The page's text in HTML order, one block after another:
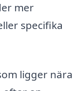
mer
specifika
ligger nära